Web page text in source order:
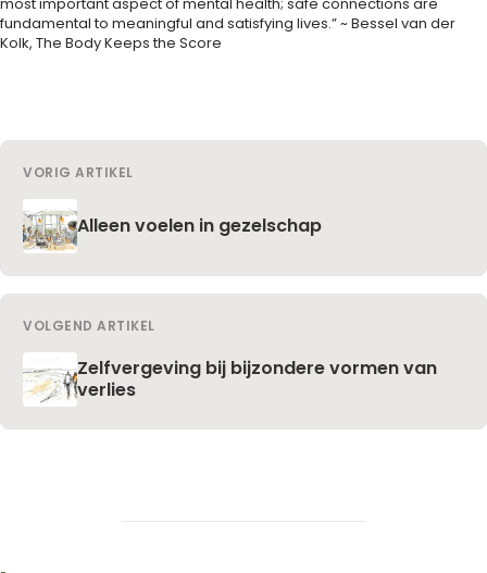
fundamental to meaningful and satisfying lives.” ~ Bessel van der
Kolk, The Body Keeps the Score
VORIG ARTIKEL
Alleen voelen in gezelschap
VOLGEND ARTIKEL
Zelfvergeving bij bijzondere vormen van
verlies